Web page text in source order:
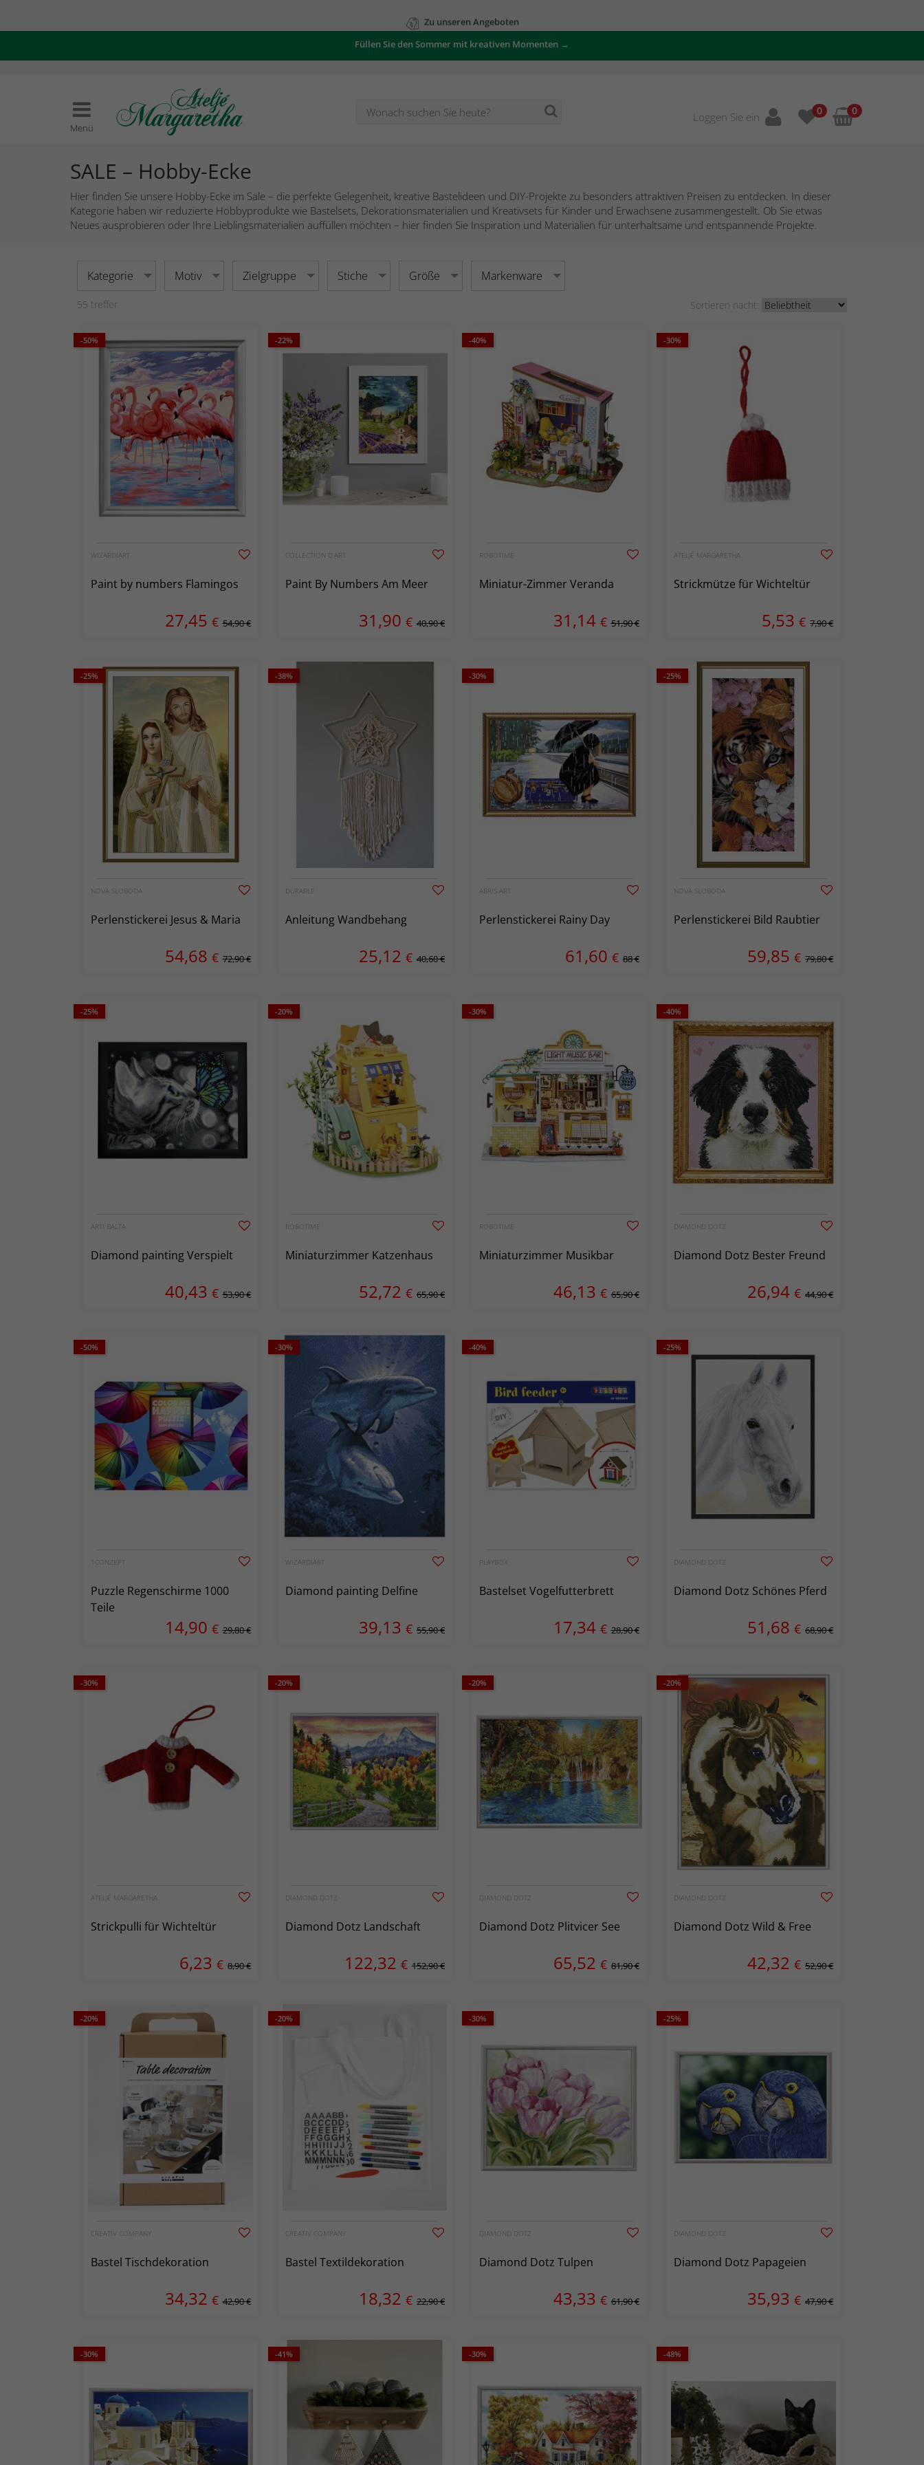
Zu unseren Angeboten
Füllen Sie den Sommer mit kreativen Momenten →
Menü
Loggen Sie ein 0 0
SALE – Hobby-Ecke
Hier finden Sie unsere Hobby-Ecke im Sale – die perfekte Gelegenheit, kreative Bastelideen und DIY-Projekte zu besonders attraktiven Preisen zu entdecken. In dieser
Kategorie haben wir reduzierte Hobbyprodukte wie Bastelsets, Dekorationsmaterialien und Kreativsets für Kinder und Erwachsene zusammengestellt. Ob Sie etwas
Neues ausprobieren oder Ihre Lieblingsmaterialien auffüllen möchten – hier finden Sie Inspiration und Materialien für unterhaltsame und entspannende Projekte.
Kategorie Motiv Zielgruppe Stiche Größe Markenware
55 treffer Sortieren nacht:
-50%
WIZARDIART
Paint by numbers Flamingos
27,45 € 54,90 €
-22%
COLLECTION D'ART
Paint By Numbers Am Meer
31,90 € 40,90 €
-40%
ROBOTIME
Miniatur-Zimmer Veranda
31,14 € 51,90 €
-30%
ATELJÉ MARGARETHA
Strickmütze für Wichteltür
5,53 € 7,90 €
-25%
NOVA SLOBODA
Perlenstickerei Jesus & Maria
54,68 € 72,90 €
-38%
DURABLE
Anleitung Wandbehang
25,12 € 40,60 €
-30%
ABRIS ART
Perlenstickerei Rainy Day
61,60 € 88 €
-25%
NOVA SLOBODA
Perlenstickerei Bild Raubtier
59,85 € 79,80 €
-25%
ARTI BALTA
Diamond painting Verspielt
40,43 € 53,90 €
-20%
ROBOTIME
Miniaturzimmer Katzenhaus
52,72 € 65,90 €
-30%
ROBOTIME
Miniaturzimmer Musikbar
46,13 € 65,90 €
-40%
DIAMOND DOTZ
Diamond Dotz Bester Freund
26,94 € 44,90 €
-50%
1CONZEPT
Puzzle Regenschirme 1000
Teile
14,90 € 29,80 €
-30%
WIZARDIART
Diamond painting Delfine
39,13 € 55,90 €
-40%
PLAYBOX
Bastelset Vogelfutterbrett
17,34 € 28,90 €
-25%
DIAMOND DOTZ
Diamond Dotz Schönes Pferd
51,68 € 68,90 €
-30%
ATELJÉ MARGARETHA
Strickpulli für Wichteltür
6,23 € 8,90 €
-20%
DIAMOND DOTZ
Diamond Dotz Landschaft
122,32 € 152,90 €
-20%
DIAMOND DOTZ
Diamond Dotz Plitvicer See
65,52 € 81,90 €
-20%
DIAMOND DOTZ
Diamond Dotz Wild & Free
42,32 € 52,90 €
-20%
CREATIV COMPANY
Bastel Tischdekoration
34,32 € 42,90 €
-20%
CREATIV COMPANY
Bastel Textildekoration
18,32 € 22,90 €
-30%
DIAMOND DOTZ
Diamond Dotz Tulpen
43,33 € 61,90 €
-25%
DIAMOND DOTZ
Diamond Dotz Papageien
35,93 € 47,90 €
-30% -41% -30% -48%